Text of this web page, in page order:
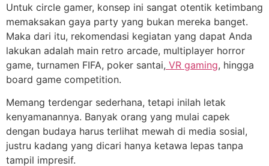
Untuk circle gamer, konsep ini sangat otentik ketimbang
memaksakan gaya party yang bukan mereka banget.
Maka dari itu, rekomendasi kegiatan yang dapat Anda
lakukan adalah main retro arcade, multiplayer horror
game, turnamen FIFA, poker santai, VR gaming, hingga
board game competition.
Memang terdengar sederhana, tetapi inilah letak
kenyamanannya. Banyak orang yang mulai capek
dengan budaya harus terlihat mewah di media sosial,
justru kadang yang dicari hanya ketawa lepas tanpa
tampil impresif.